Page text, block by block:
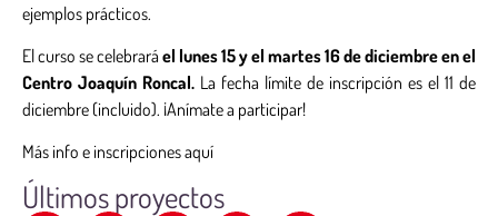
ejemplos prácticos.
El curso se celebrará el lunes 15 y el martes 16 de diciembre en el
Centro Joaquín Roncal. La fecha límite de inscripción es el 11 de
diciembre (incluido). ¡Anímate a participar!
Más info e inscripciones aquí
Últimos proyectos